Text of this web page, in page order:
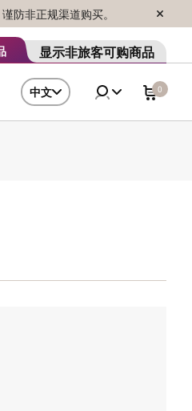
防非正规渠道购买。
显示非旅客可购商品
中文 0